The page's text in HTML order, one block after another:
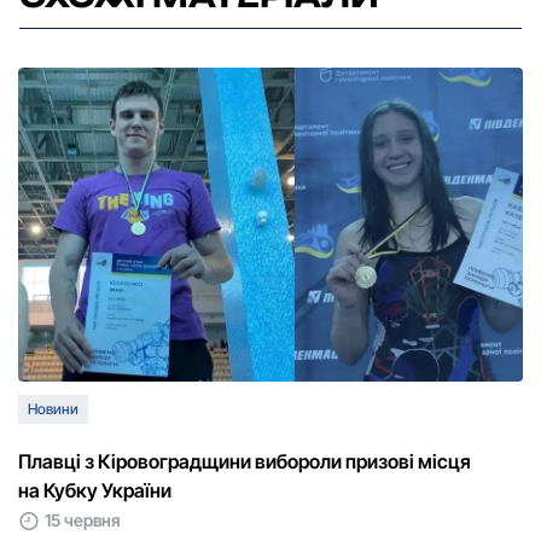
Новини
Плавці з Кіровоградщини вибороли призові місця
на Кубку України
15 червня